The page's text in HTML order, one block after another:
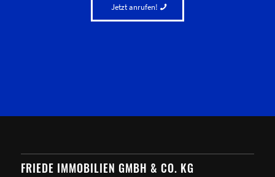
Jetzt anrufen!
FRIEDE IMMOBILIEN GMBH & CO. KG